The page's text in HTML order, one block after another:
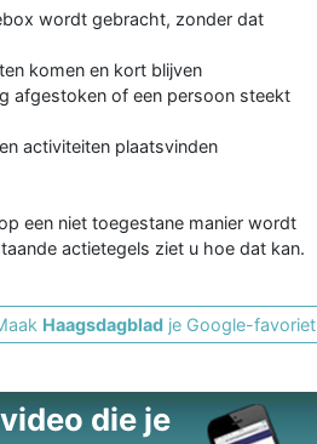
wordt gebracht, zonder dat
komen en kort blijven
afgestoken of een persoon steekt
activiteiten plaatsvinden
een niet toegestane manier wordt
actietegels ziet u hoe dat kan.
Haagsdagblad je Google-favoriet
die je